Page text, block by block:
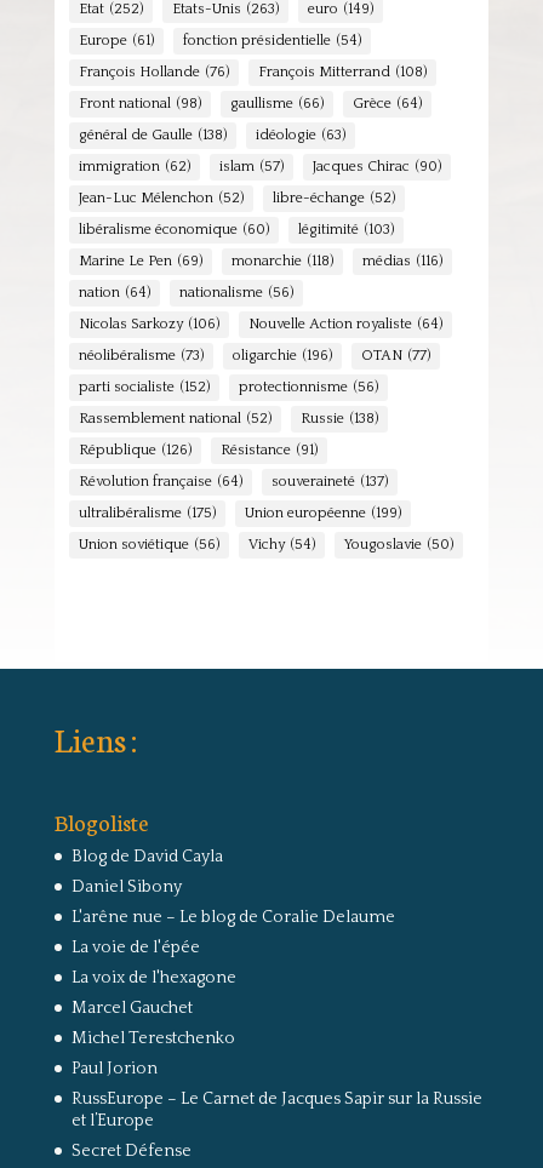
Etat (252) Etats-Unis (263) euro (149)
Europe (61) fonction présidentielle (54)
François Hollande (76) François Mitterrand (108)
Front national (98) gaullisme (66) Grèce (64)
général de Gaulle (138) idéologie (63)
immigration (62) islam (57) Jacques Chirac (90)
Jean-Luc Mélenchon (52) libre-échange (52)
libéralisme économique (60) légitimité (103)
Marine Le Pen (69) monarchie (118) médias (116)
nation (64) nationalisme (56)
Nicolas Sarkozy (106) Nouvelle Action royaliste (64)
néolibéralisme (73) oligarchie (196) OTAN (77)
parti socialiste (152) protectionnisme (56)
Rassemblement national (52) Russie (138)
République (126) Résistance (91)
Révolution française (64) souveraineté (137)
ultralibéralisme (175) Union européenne (199)
Union soviétique (56) Vichy (54) Yougoslavie (50)
Liens :
Blogoliste
Blog de David Cayla
Daniel Sibony
L'arêne nue – Le blog de Coralie Delaume
La voie de l'épée
La voix de l'hexagone
Marcel Gauchet
Michel Terestchenko
Paul Jorion
RussEurope – Le Carnet de Jacques Sapir sur la Russie
et l’Europe
Secret Défense